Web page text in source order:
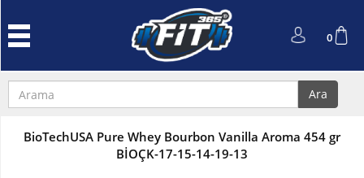
Tozu
Performans
Güç
0
Ara
BioTechUSA Pure Whey Bourbon Vanilla Aroma 454 gr
BİOÇK-17-15-14-19-13